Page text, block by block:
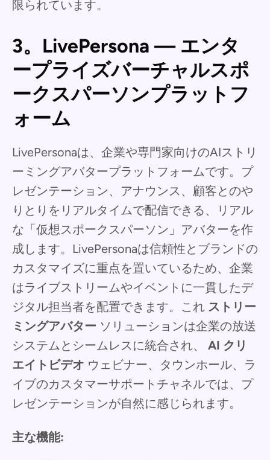
限られています。
3。LivePersona — エンタ
ープライズバーチャルスポ
ークスパーソンプラットフ
ォーム
LivePersonaは、企業や専門家向けのAIストリ
ーミングアバタープラットフォームです。プ
レゼンテーション、アナウンス、顧客とのや
りとりをリアルタイムで配信できる、リアル
な「仮想スポークスパーソン」アバターを作
成します。LivePersonaは信頼性とブランドの
カスタマイズに重点を置いているため、企業
はライブストリームやイベントに一貫したデ
ジタル担当者を配置できます。これ ストリー
ミングアバター ソリューションは企業の放送
システムとシームレスに統合され、 AI クリ
エイトビデオ ウェビナー、タウンホール、ラ
イブのカスタマーサポートチャネルでは、プ
レゼンテーションが自然に感じられます。
主な機能: